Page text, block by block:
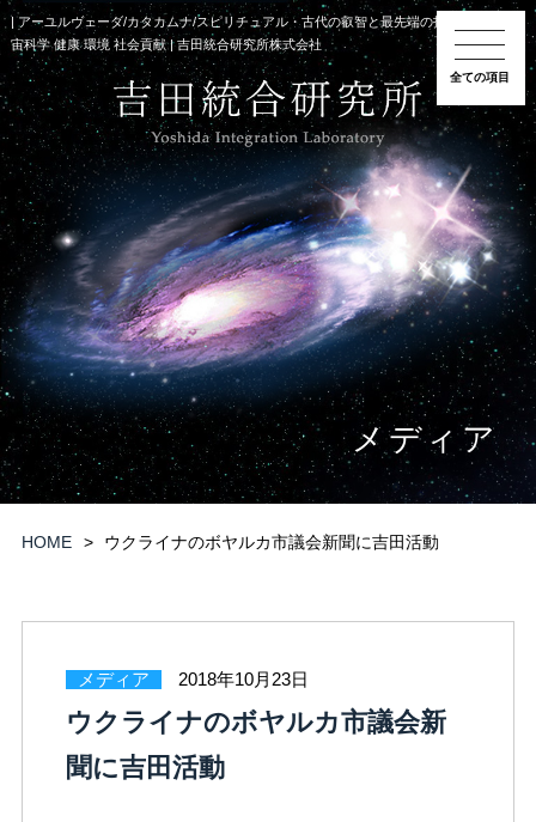
| アーユルヴェーダ/カタカムナ/スピリチュアル・古代の叡智と最先端の技術の融合 | 宇
宙科学 健康 環境 社会貢献 | 吉田統合研究所株式会社
メディア
HOME ウクライナのボヤルカ市議会新聞に吉田活動
メディア 2018年10月23日
ウクライナのボヤルカ市議会新
聞に吉田活動
全ての項目